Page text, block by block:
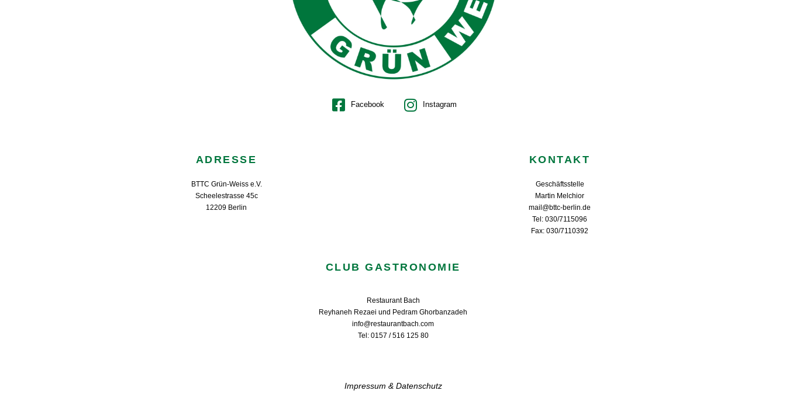
Facebook Instagram
ADRESSE
BTTC Grün-Weiss e.V.
Scheelestrasse 45c
12209 Berlin
KONTAKT
Geschäftsstelle
Martin Melchior
mail@bttc-berlin.de
Tel: 030/7115096
Fax: 030/7110392
CLUB GASTRONOMIE
Restaurant Bach
Reyhaneh Rezaei und Pedram Ghorbanzadeh
info@restaurantbach.com
Tel: 0157 / 516 125 80
Impressum & Datenschutz